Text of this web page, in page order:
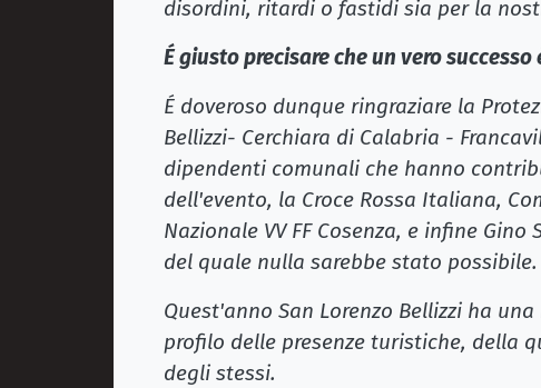
disordini, ritardi o fastidi sia per la
É giusto precisare che un vero
É doveroso dunque ringraziare la
Bellizzi- Cerchiara di Calabria -
dipendenti comunali che hanno
dell'evento, la Croce Rossa Italiana,
Nazionale VV FF Cosenza, e infine
del quale nulla sarebbe stato possibile.
Quest'anno San Lorenzo Bellizzi ha
profilo delle presenze turistiche, della
degli stessi.